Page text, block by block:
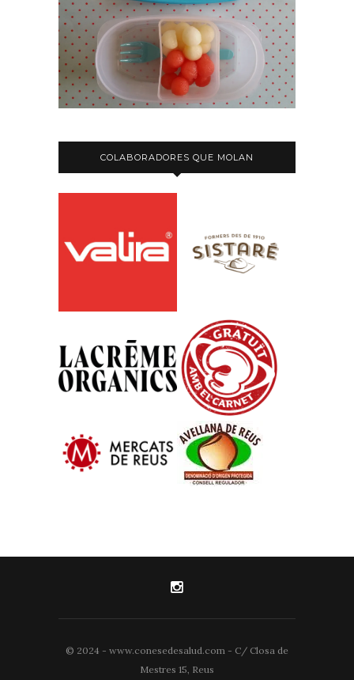
COLABORADORES QUE MOLAN
© 2024 - www.conesedesalud.com - C/ Closa de
Mestres 15, Reus